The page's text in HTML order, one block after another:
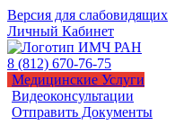
Версия для слабовидящих
Личный Кабинет
8 (812) 670-76-75
Медицинские Услуги
Видеоконсультации
Отправить Документы